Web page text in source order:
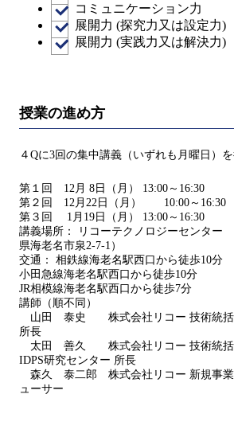
コミュニケーション力
展開力 (探究力又は設定力)
展開力 (実践力又は解決力)
授業の進め方
４Qに3回の集中講義（いずれも月曜日）を
第１回 12月 8日（月） 13:00～16:30
第２回 12月22日（月） 10:00～16:30
第３回 1月19日（月） 13:00～16:30
講義場所： リコーテクノロジーセンター
県海老名市泉2-7-1）
交通： 相鉄線海老名駅西口から徒歩10分
小田急線海老名駅西口から徒歩10分
JR相模線海老名駅西口から徒歩7分
講師（順不同）
山田 泰史 株式会社リコー 技術統括
所長
太田 善久 株式会社リコー 技術統括
IDPS研究センター 所長
森久 泰二郎 株式会社リコー 新規事業
ューサー